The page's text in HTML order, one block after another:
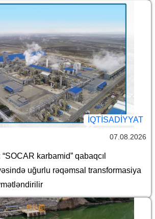
İQTİSADİYYAT
07.08.2026
karbamid” qabaqcıl
uğurlu rəqəmsal transformasiya